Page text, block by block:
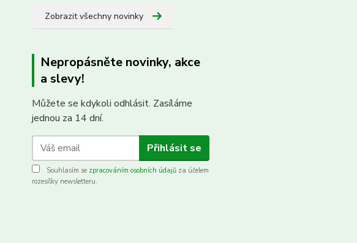
Zobrazit všechny novinky
Nepropásněte novinky, akce
a slevy!
Můžete se kdykoli odhlásit. Zasíláme
jednou za 14 dní.
Přihlásit se
Souhlasím se zpracováním osobních údajů za účelem
rozesílky newsletteru.